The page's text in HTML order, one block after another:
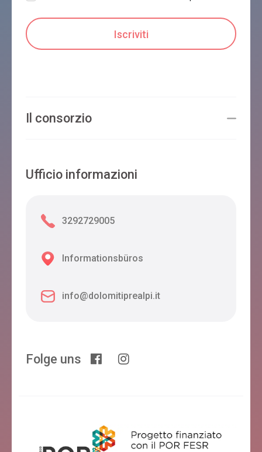
Il consorzio
Ufficio informazioni
3292729005
Informationsbüros
info@dolomitiprealpi.it
Folge uns